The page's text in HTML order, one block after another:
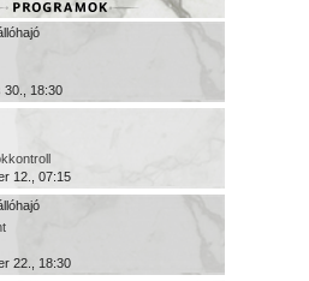
30., 18:30
12., 07:15
22., 18:30